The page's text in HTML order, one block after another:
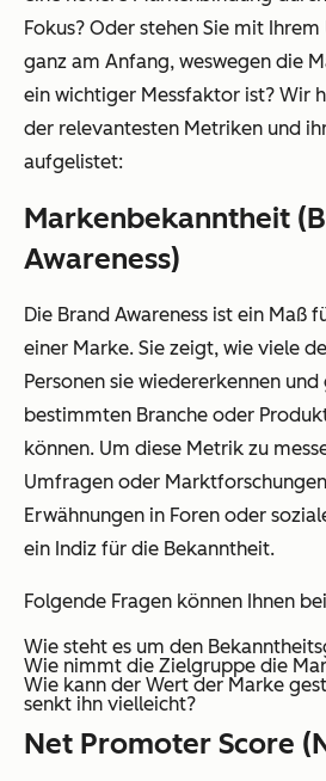
Fokus? Oder stehen Sie mit
ganz am Anfang, weswegen die
ein wichtiger Messfaktor ist? Wir
der relevantesten Metriken und
aufgelistet:
Markenbekanntheit
Awareness)
Die Brand Awareness ist ein Maß
einer Marke. Sie zeigt, wie viele
Personen sie wiedererkennen
bestimmten Branche oder
können. Um diese Metrik zu
Umfragen oder
Erwähnungen in Foren oder
ein Indiz für die Bekanntheit.
Folgende Fragen können Ihnen
Wie steht es um den
Wie nimmt die Zielgruppe die
Wie kann der Wert der Marke
senkt ihn vielleicht?
Net Promoter Score